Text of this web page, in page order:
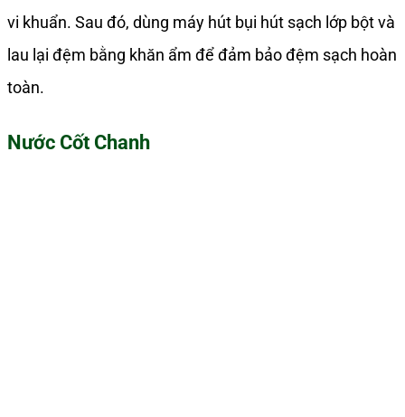
vi khuẩn. Sau đó, dùng máy hút bụi hút sạch lớp bột và
lau lại đệm bằng khăn ẩm để đảm bảo đệm sạch hoàn
toàn.
Nước Cốt Chanh